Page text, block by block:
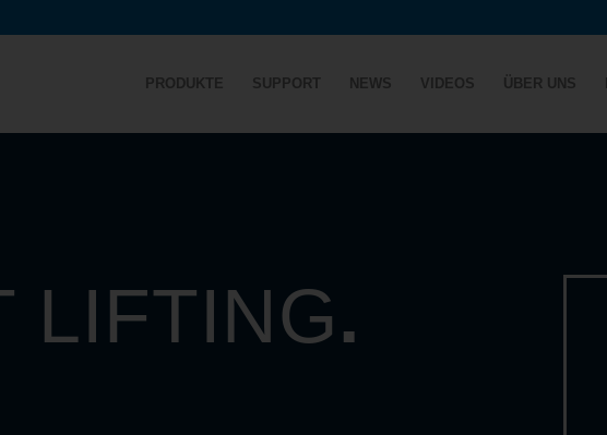
PRODUKTE SUPPORT NEWS VIDEOS ÜBER UNS
LIFTING.